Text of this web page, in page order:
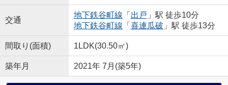
交通
地下鉄谷町線 「 出戸 」駅 徒歩10分
地下鉄谷町線 「 喜連瓜破 」駅 徒歩13分
間取り(面積) 1LDK(30.50㎡)
築年月 2021年 7月(築5年)